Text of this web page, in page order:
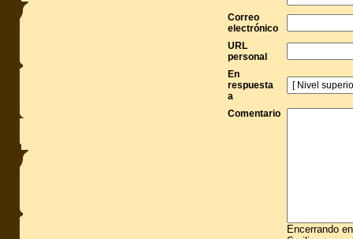
Correo
electrónico
URL
personal
En
respuesta
a
Comentario
Encerrando